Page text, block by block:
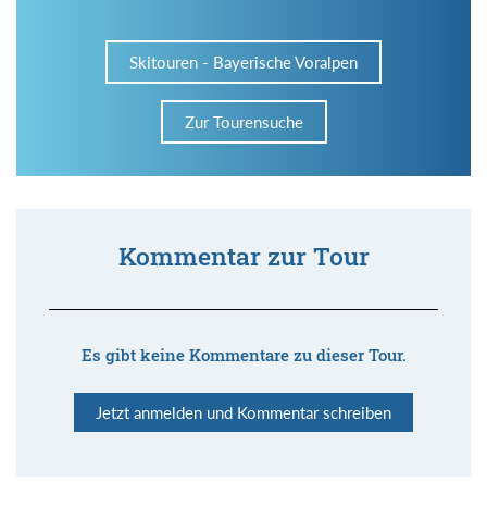
Skitouren - Bayerische Voralpen
Zur Tourensuche
Kommentar zur Tour
Es gibt keine Kommentare zu dieser Tour.
Jetzt anmelden und Kommentar schreiben